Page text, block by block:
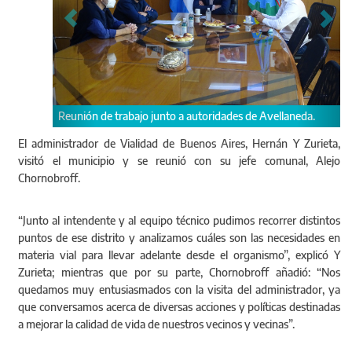
junto a autoridades de Avellaneda.
Durante la recorrida
El administrador de Vialidad de Buenos Aires, Hernán Y Zurieta,
visitó el municipio y se reunió con su jefe comunal, Alejo
Chornobroff.
“Junto al intendente y al equipo técnico pudimos recorrer distintos
puntos de ese distrito y analizamos cuáles son las necesidades en
materia vial para llevar adelante desde el organismo”, explicó Y
Zurieta; mientras que por su parte, Chornobroff añadió: “Nos
quedamos muy entusiasmados con la visita del administrador, ya
que conversamos acerca de diversas acciones y políticas destinadas
a mejorar la calidad de vida de nuestros vecinos y vecinas”.